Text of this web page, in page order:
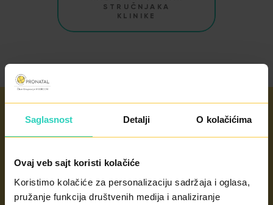
Saglasnost Detalji O kolačićima
Ovaj veb sajt koristi kolačiće
Koristimo kolačiće za personalizaciju sadržaja i oglasa,
pružanje funkcija društvenih medija i analiziranje
STRUČNJAKA
KLINIKE
radnim danima od 8 do 21h